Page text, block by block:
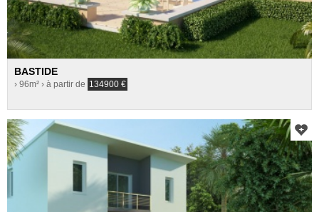
BASTIDE
› 96m² › à partir de 134900 €